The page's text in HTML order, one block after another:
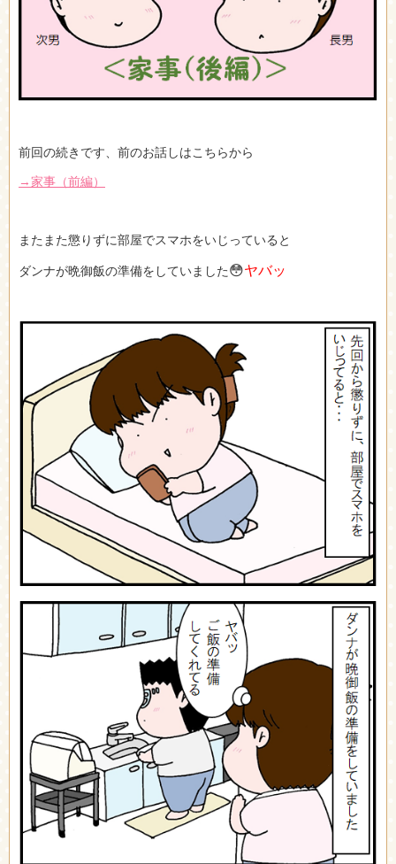
前回の続きです、前のお話しはこちらから
→家事（前編）
またまた懲りずに部屋でスマホをいじっていると
ダンナが晩御飯の準備をしていました😳ヤバッ